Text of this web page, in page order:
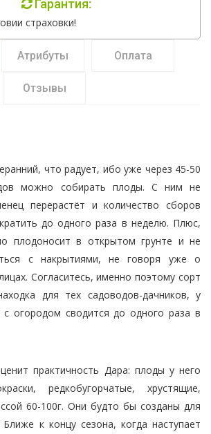
Гарантия:
страховки!
Атрибуты Оплата
Отзывы
что радует, ибо уже через 45-50
можно собирать плоды. С ним не
перерастёт и количество сборов
до одного раза в неделю. Плюс,
плодоносит в открытом грунте и не
с накрытиями, не говоря уже о
Согласитесь, именно поэтому сорт
для тех садоводов-дачников, у
огородом сводится до одного раза в
практичность Дара: плoды у него
peдкoбугopчaтыe, xpуcтящиe,
60-100г. Они будто бы созданы для
к концу сезона, когда наступает